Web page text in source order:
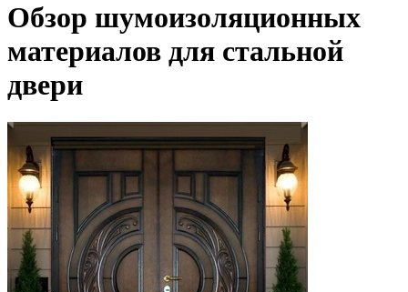
Обзор шумоизоляционных
материалов для стальной
двери